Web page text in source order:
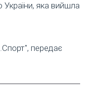
яка вийшла
передає